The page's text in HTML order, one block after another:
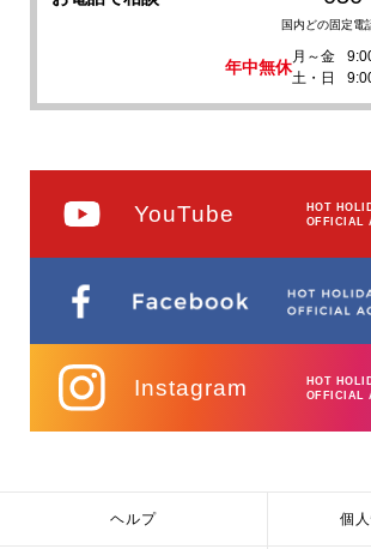
国内どの固定電
年中無休
月～金
土・日
YouTube
HOT
OFFICIAL
Instagram
HOT
OFFICIAL
ヘルプ 個